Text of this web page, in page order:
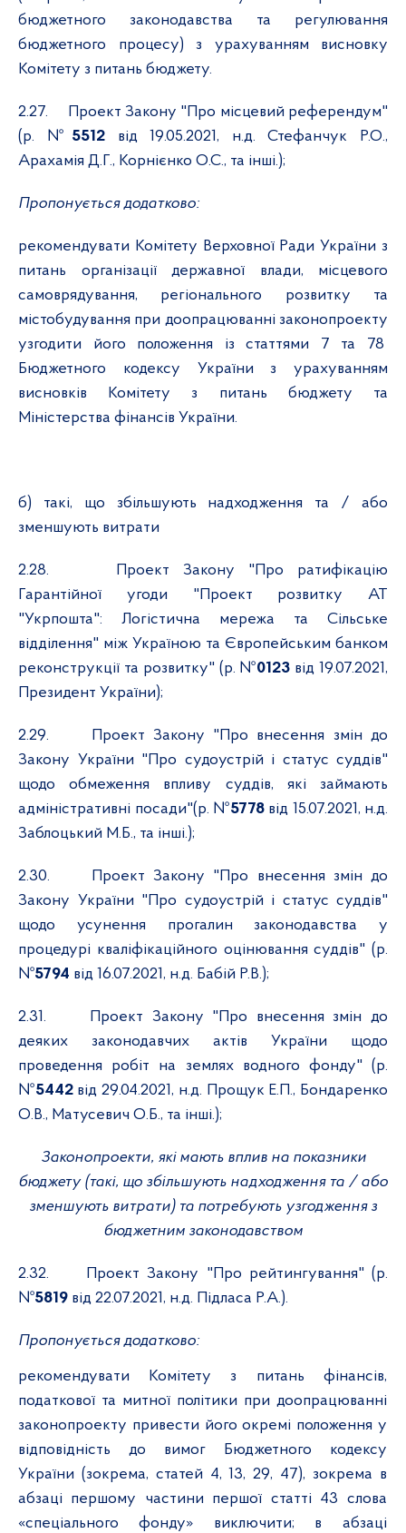
бюджетного законодавства та регулювання
бюджетного процесу) з урахуванням висновку
Комітету з питань бюджету.
2.27.
Проект Закону "Про місцевий референдум"
(р. № 5512 від 19.05.2021, н.д. Стефанчук Р.О.,
Арахамія Д.Г., Корнієнко О.С., та інші.);
Пропонується додатково:
рекомендувати Комітету Верховної Ради України з
питань організації державної влади, місцевого
самоврядування, регіонального розвитку та
містобудування при доопрацюванні законопроекту
узгодити його положення із статтями 7 та 78
Бюджетного кодексу України з урахуванням
висновків Комітету з питань бюджету та
Міністерства фінансів України.
б) такі, що збільшують надходження та / або
зменшують витрати
2.28.
Проект Закону "Про ратифікацію
Гарантійної угоди "Проект розвитку АТ
"Укрпошта": Логістична мережа та Сільське
відділення" між Україною та Європейським банком
реконструкції та розвитку" (р. №0123 від 19.07.2021,
Президент України);
2.29.
Проект Закону "Про внесення змін до
Закону України "Про судоустрій і статус суддів"
щодо обмеження впливу суддів, які займають
адміністративні посади"(р. №5778від 15.07.2021, н.д.
Заблоцький М.Б., та інші.);
2.30.
Проект Закону "Про внесення змін до
Закону України "Про судоустрій і статус суддів"
щодо усунення прогалин законодавства у
процедурі кваліфікаційного оцінювання суддів" (р.
№5794 від 16.07.2021, н.д. Бабій Р.В.);
2.31.
Проект Закону "Про внесення змін до
деяких законодавчих актів України щодо
проведення робіт на землях водного фонду" (р.
№5442від 29.04.2021, н.д. Прощук Е.П., Бондаренко
О.В., Матусевич О.Б., та інші.);
Законопроекти, які мають вплив на показники
бюджету (такі, що збільшують надходження та / або
зменшують витрати) та потребують узгодження з
бюджетним законодавством
2.32.
Проект Закону "Про рейтингування" (р.
№5819 від 22.07.2021, н.д. Підласа Р.А.).
Пропонується додатково:
рекомендувати Комітету з питань фінансів,
податкової та митної політики при доопрацюванні
законопроекту привести його окремі положення у
відповідність до вимог Бюджетного кодексу
України (зокрема, статей 4, 13, 29, 47), зокрема в
абзаці першому частини першої статті 43 слова
«спеціального фонду» виключити; в абзаці